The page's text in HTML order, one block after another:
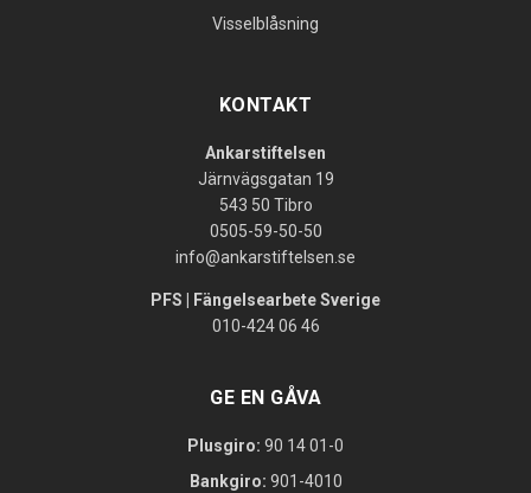
Visselblåsning
KONTAKT
Ankarstiftelsen
Järnvägsgatan 19
543 50 Tibro
0505-59-50-50
info@ankarstiftelsen.se
PFS | Fängelsearbete Sverige
010-424 06 46
GE EN GÅVA
Plusgiro: 90 14 01-0
Bankgiro: 901-4010